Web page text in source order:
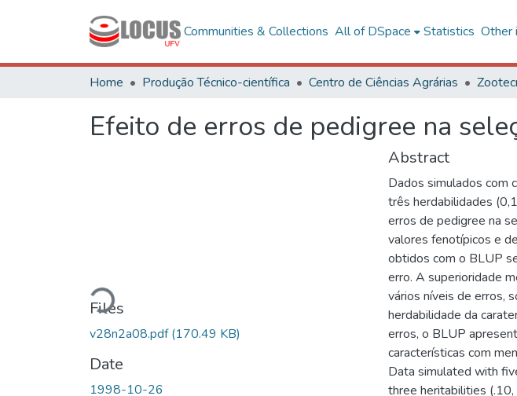
Communities & Collections All of DSpace Statistics Other
Home Produção Técnico-científica Centro de Ciências Agrárias
Efeito de erros de pedigree na
Loading...
Files
v28n2a08.pdf(170.49 KB)
Date
1998-10-26
Abstract
Dados simulados com
três herdabilidades
erros de pedigree na
valores fenotípicos e
obtidos com o BLUP
erro. A superioridade
vários níveis de erros,
herdabilidade da
erros, o BLUP
características com
Data simulated with
three heritabilities